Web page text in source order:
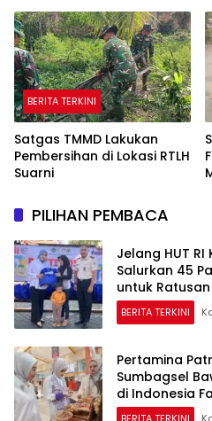
di Setiap Rumah
BERITA TERKINI
Satgas TMMD Lakukan
Pembersihan di Lokasi RTLH
Suarni
PILIHAN PEMBACA
Jelang HUT RI
Salurkan 45
untuk
BERITA TERKINI
Pertamina
Sumbagsel
di Indonesia
BERITA TERKINI